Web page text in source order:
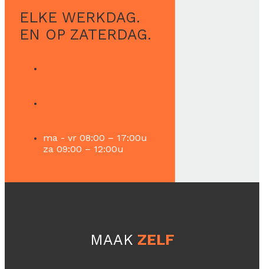
ELKE WERKDAG.
EN OP ZATERDAG.
ma - vr 08:00 – 17:00u
za 09:00 – 12:00u
MAAK ZELF